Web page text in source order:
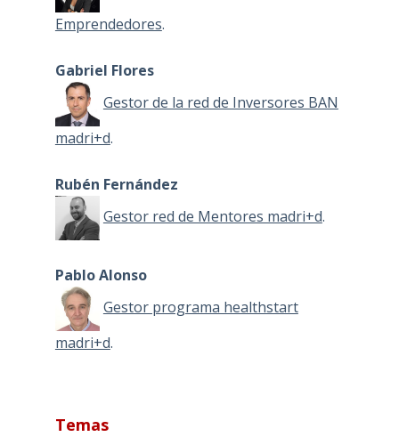
Emprendedores.
Gabriel Flores
Gestor de la red de Inversores BAN
madri+d.
Rubén Fernández
Gestor red de Mentores madri+d.
Pablo Alonso
Gestor programa healthstart
madri+d.
Temas